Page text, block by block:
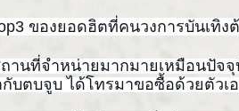
ของยอดฮิตที่คนวงการบันเทิง
านที่จำหน่ายมากมายเหมือนปัจ
กับตบจูบ ได้โทรมาขอซื้อด้วยตัวเ